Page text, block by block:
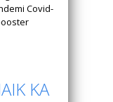
Covid-
KA